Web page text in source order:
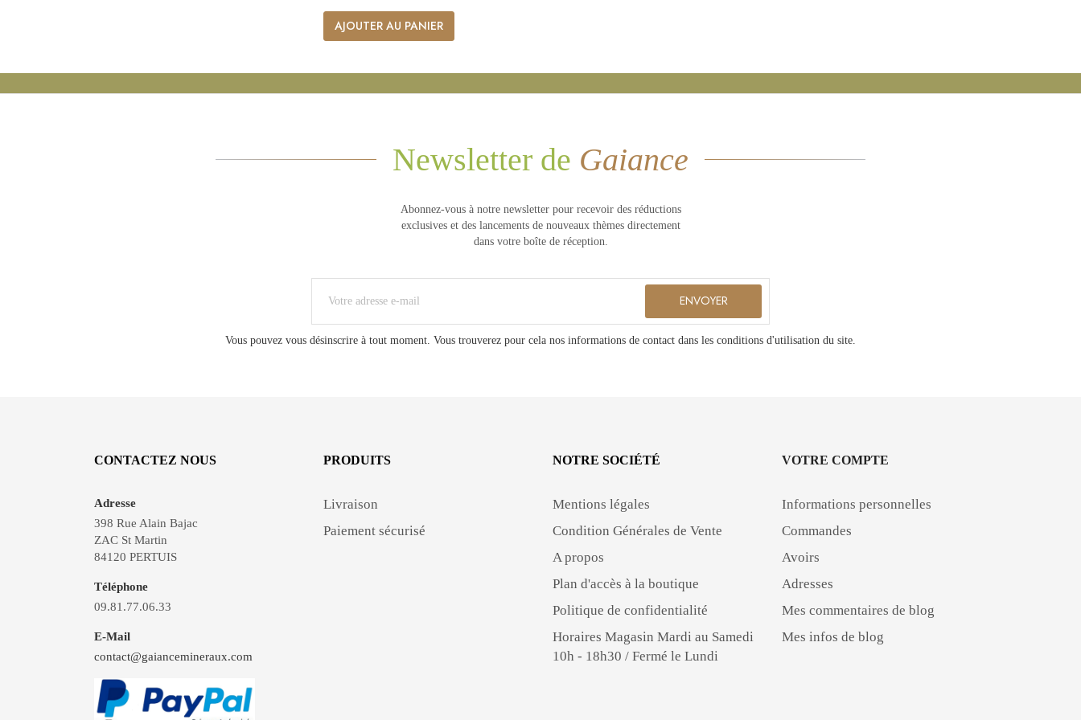
AJOUTER AU PANIER
Newsletter de Gaiance
Abonnez-vous à notre newsletter pour recevoir des réductions
exclusives et des lancements de nouveaux thèmes directement
dans votre boîte de réception.
Vous pouvez vous désinscrire à tout moment. Vous trouverez pour cela nos informations de contact dans les conditions d'utilisation du site.
CONTACTEZ NOUS
Adresse
398 Rue Alain Bajac
ZAC St Martin
84120 PERTUIS
Téléphone
09.81.77.06.33
E-Mail
contact@gaiancemineraux.com
PRODUITS
Livraison
Paiement sécurisé
NOTRE SOCIÉTÉ
Mentions légales
Condition Générales de Vente
A propos
Plan d'accès à la boutique
Politique de confidentialité
Horaires Magasin Mardi au Samedi
10h - 18h30 / Fermé le Lundi
VOTRE COMPTE
Informations personnelles
Commandes
Avoirs
Adresses
Mes commentaires de blog
Mes infos de blog